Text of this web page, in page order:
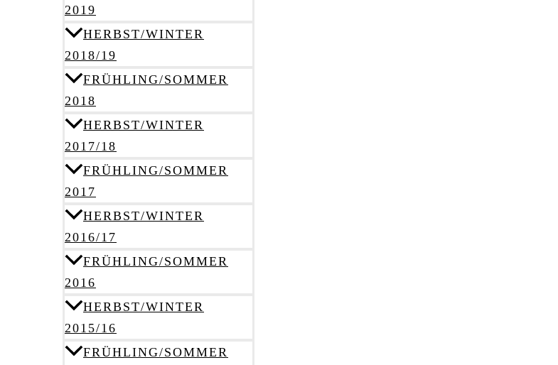
2019
HERBST/WINTER
2018/19
FRÜHLING/SOMMER
2018
HERBST/WINTER
2017/18
FRÜHLING/SOMMER
2017
HERBST/WINTER
2016/17
FRÜHLING/SOMMER
2016
HERBST/WINTER
2015/16
FRÜHLING/SOMMER